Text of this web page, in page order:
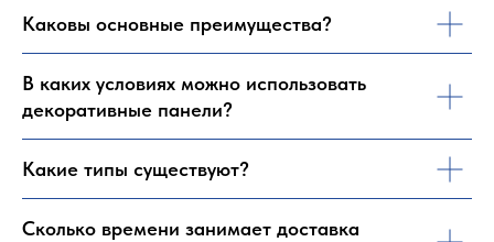
Каковы основные преимущества?
В каких условиях можно использовать
декоративные панели?
Какие типы существуют?
Сколько времени занимает доставка